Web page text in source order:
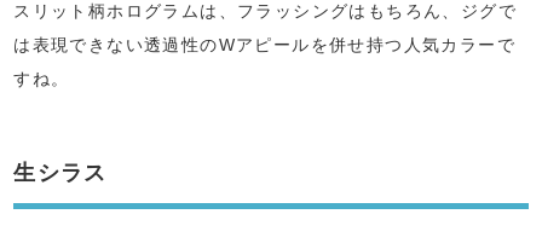
スリット柄ホログラムは、フラッシングはもちろん、ジグで
は表現できない透過性のWアピールを併せ持つ人気カラーで
すね。
生シラス